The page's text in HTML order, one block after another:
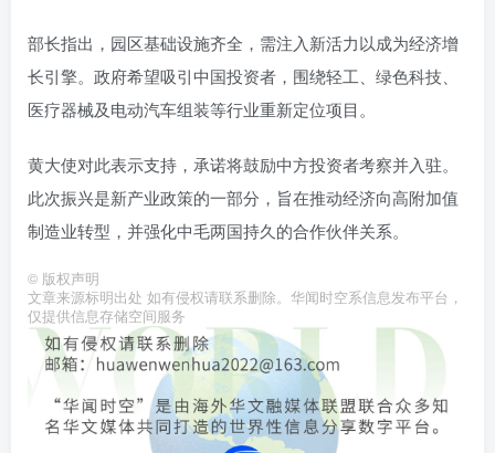
部长指出，园区基础设施齐全，需注入新活力以成为经济增
长引擎。政府希望吸引中国投资者，围绕轻工、绿色科技、
医疗器械及电动汽车组装等行业重新定位项目。
黄大使对此表示支持，承诺将鼓励中方投资者考察并入驻。
此次振兴是新产业政策的一部分，旨在推动经济向高附加值
制造业转型，并强化中毛两国持久的合作伙伴关系。
© 版权声明
文章来源标明出处 如有侵权请联系删除。华闻时空系信息发布平台，
仅提供信息存储空间服务